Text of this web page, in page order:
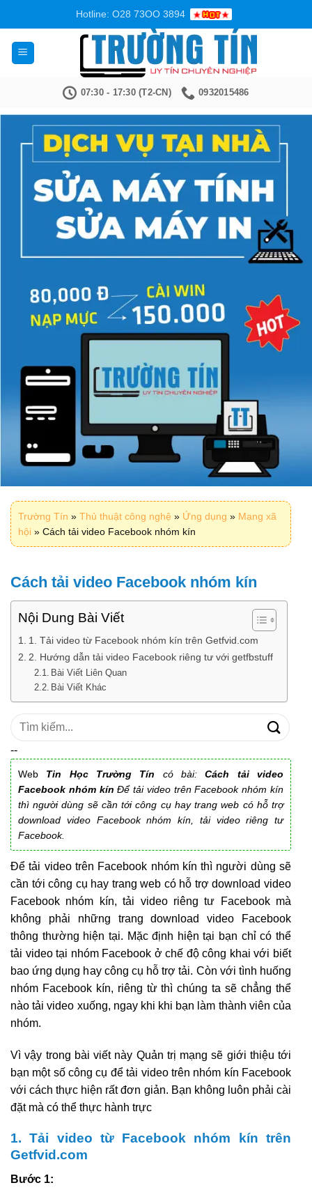
nội
dung
Hotline: O28 73OO 3894
07:30 - 17:30 (T2-CN) 0932015486
Trường Tín » Thủ thuật công nghệ » Ứng dụng » Mạng xã
hội » Cách tải video Facebook nhóm kín
Cách tải video Facebook nhóm kín
Nội Dung Bài Viết
1. Tải video từ Facebook nhóm kín trên Getfvid.com
2. Hướng dẫn tải video Facebook riêng tư với getfbstuff
Bài Viết Liên Quan
Bài Viết Khác
Tìm
--
Web Tin Học Trường Tín có bài:Cách tải video
Facebook nhóm kín Để tải video trên Facebook nhóm kín
thì người dùng sẽ cần tới công cụ hay trang web có hỗ trợ
download video Facebook nhóm kín, tải video riêng tư
Facebook.
Để tải video trên Facebook nhóm kín thì người dùng sẽ
cần tới công cụ hay trang web có hỗ trợ download video
Facebook nhóm kín, tải video riêng tư Facebook mà
không phải những trang download video Facebook
thông thường hiện tại. Mặc định hiện tại bạn chỉ có thể
tải video tại nhóm Facebook ở chế độ công khai với biết
bao ứng dụng hay công cụ hỗ trợ tải. Còn với tình huống
nhóm Facebook kín, riêng từ thì chúng ta sẽ chẳng thể
nào tải video xuống, ngay khi khi bạn làm thành viên của
nhóm.
Vì vậy trong bài viết này Quản trị mạng sẽ giới thiệu tới
bạn một số công cụ để tải video trên nhóm kín Facebook
với cách thực hiện rất đơn giản. Bạn không luôn phải cài
đặt mà có thể thực hành trực
1. Tải video từ Facebook nhóm kín trên
Getfvid.com
Bước 1: